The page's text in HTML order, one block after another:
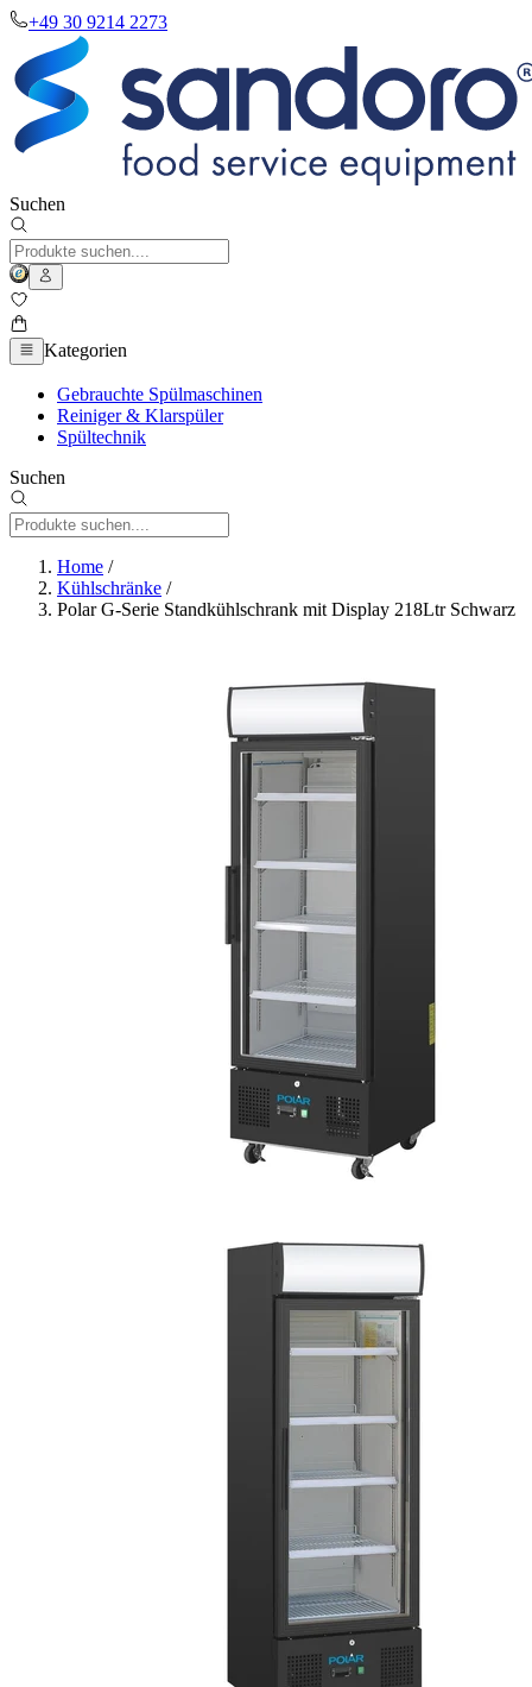
+49 30 9214 2273
Suchen
Kategorien
Gebrauchte Spülmaschinen
Reiniger & Klarspüler
Spültechnik
Suchen
Home /
Kühlschränke /
Polar G-Serie Standkühlschrank mit Display 218Ltr Schwarz